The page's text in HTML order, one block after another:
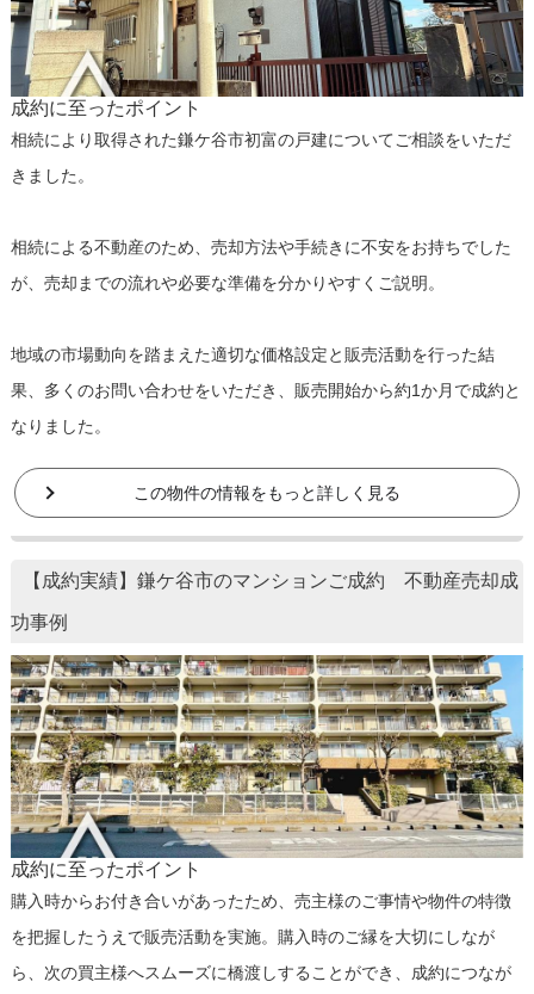
成約に至ったポイント
相続により取得された鎌ケ谷市初富の戸建についてご相談をいただ
きました。
相続による不動産のため、売却方法や手続きに不安をお持ちでした
が、売却までの流れや必要な準備を分かりやすくご説明。
地域の市場動向を踏まえた適切な価格設定と販売活動を行った結
果、多くのお問い合わせをいただき、販売開始から約1か月で成約と
なりました。
この物件の情報をもっと詳しく見る
【成約実績】鎌ケ谷市のマンションご成約 不動産売却成
功事例
成約に至ったポイント
購入時からお付き合いがあったため、売主様のご事情や物件の特徴
を把握したうえで販売活動を実施。購入時のご縁を大切にしなが
ら、次の買主様へスムーズに橋渡しすることができ、成約につなが